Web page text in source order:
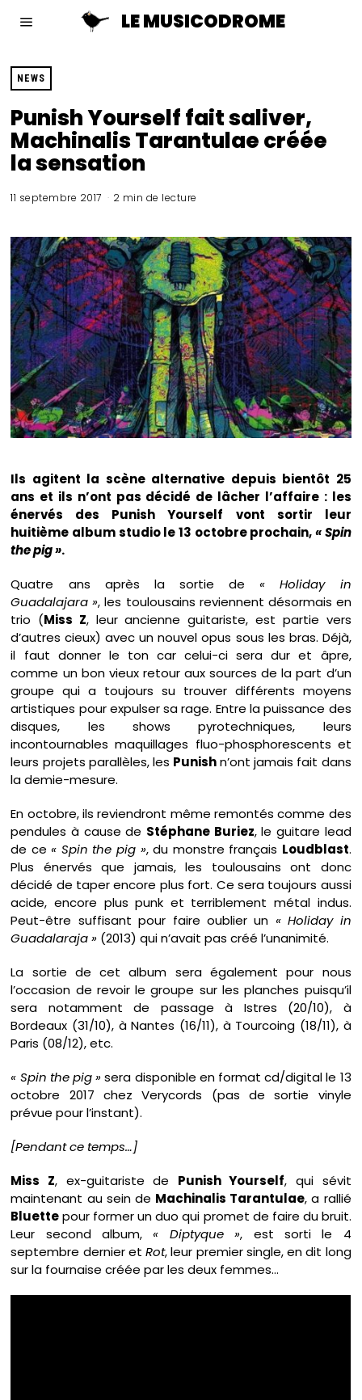
LE MUSICODROME
NEWS
Punish Yourself fait saliver,
Machinalis Tarantulae créée
la sensation
11 septembre 2017 2 min de lecture
Ils agitent la scène alternative depuis bientôt 25
ans et ils n’ont pas décidé de lâcher l’affaire : les
énervés des Punish Yourself vont sortir leur
huitième album studio le 13 octobre prochain,« Spin
the pig ».
Quatre ans après la sortie de« Holiday in
Guadalajara », les toulousains reviennent désormais en
trio (Miss Z, leur ancienne guitariste, est partie vers
d’autres cieux) avec un nouvel opus sous les bras. Déjà,
il faut donner le ton car celui-ci sera dur et âpre,
comme un bon vieux retour aux sources de la part d’un
groupe qui a toujours su trouver différents moyens
artistiques pour expulser sa rage. Entre la puissance des
disques, les shows pyrotechniques, leurs
incontournables maquillages fluo-phosphorescents et
leurs projets parallèles, les Punishn’ont jamais fait dans
la demie-mesure.
En octobre, ils reviendront même remontés comme des
pendules à cause de Stéphane Buriez, le guitare lead
de ce« Spin the pig », du monstre français Loudblast.
Plus énervés que jamais, les toulousains ont donc
décidé de taper encore plus fort. Ce sera toujours aussi
acide, encore plus punk et terriblement métal indus.
Peut-être suffisant pour faire oublier un « Holiday in
Guadalaraja » (2013) qui n’avait pas créé l’unanimité.
La sortie de cet album sera également pour nous
l’occasion de revoir le groupe sur les planches puisqu’il
sera notamment de passage à Istres (20/10), à
Bordeaux (31/10), à Nantes (16/11), à Tourcoing (18/11), à
Paris (08/12), etc.
« Spin the pig »sera disponible en format cd/digital le 13
octobre 2017 chez Verycords (pas de sortie vinyle
prévue pour l’instant).
[Pendant ce temps…]
Miss Z, ex-guitariste de Punish Yourself, qui sévit
maintenant au sein de Machinalis Tarantulae, a rallié
Bluettepour former un duo qui promet de faire du bruit.
Leur second album,« Diptyque », est sorti le 4
septembre dernier etRot, leur premier single, en dit long
sur la fournaise créée par les deux femmes…